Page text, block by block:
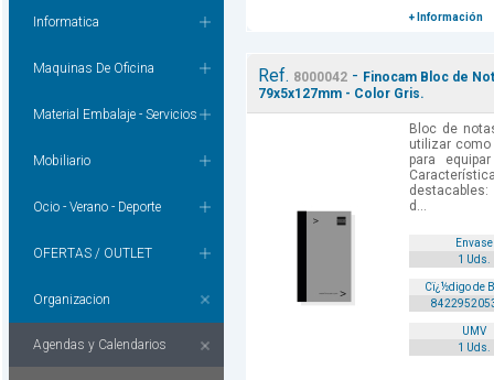
Informatica
Maquinas De Oficina
Material Embalaje - Servicios
Mobiliario
Ocio - Verano - Deporte
OFERTAS / OUTLET
Organizacion
Agendas y Calendarios
+ Información
Ref. 8000042- Finocam Bloc de
79x5x127mm - Color Gris.
Bloc de
utilizar como
para
d...
Envase
1 Uds.
Cï¿½digo de
UMV
1 Uds.